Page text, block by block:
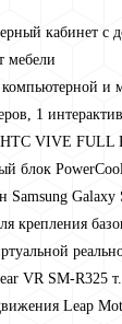
кабинет с
мебели
и
1
НТС VIVE FULL
блок
Samsung
крепления
VR SM-R325
Leap